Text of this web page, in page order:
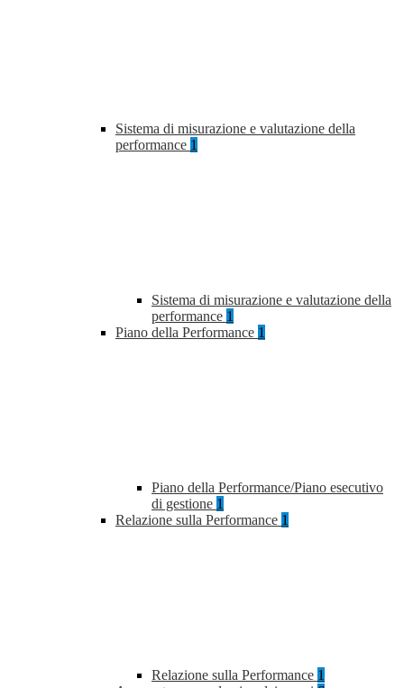
Sistema di misurazione e valutazione della
performance 1
Sistema di misurazione e valutazione della
performance 1
Piano della Performance 1
Piano della Performance/Piano esecutivo
di gestione 1
Relazione sulla Performance 1
Relazione sulla Performance 1